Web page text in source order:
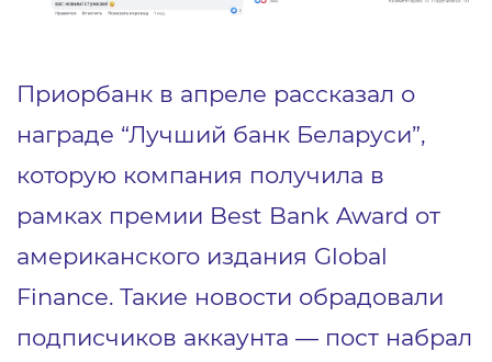
Приорбанк в апреле рассказал о
награде “Лучший банк Беларуси”,
которую компания получила в
рамках премии Best Bank Award от
американского издания Global
Finance. Такие новости обрадовали
подписчиков аккаунта — пост набрал